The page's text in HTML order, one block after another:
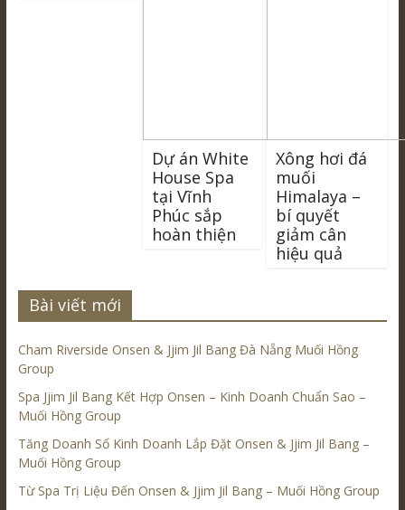
Dự án White
House Spa
tại Vĩnh
Phúc sắp
hoàn thiện
Xông hơi đá
muối
Himalaya –
bí quyết
giảm cân
hiệu quả
Bài viết mới
Cham Riverside Onsen & Jjim Jil Bang Đà Nẵng Muối Hồng
Group
Spa Jjim Jil Bang Kết Hợp Onsen – Kinh Doanh Chuẩn Sao –
Muối Hồng Group
Tăng Doanh Số Kinh Doanh Lắp Đặt Onsen & Jjim Jil Bang –
Muối Hồng Group
Từ Spa Trị Liệu Đến Onsen & Jjim Jil Bang – Muối Hồng Group